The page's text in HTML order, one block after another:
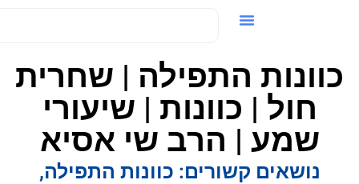
התפילה | שחרית
חול | כוונות | שיעורי
שמע | הרב שי אסיא
נושאים קשורים: כוונות התפילה,